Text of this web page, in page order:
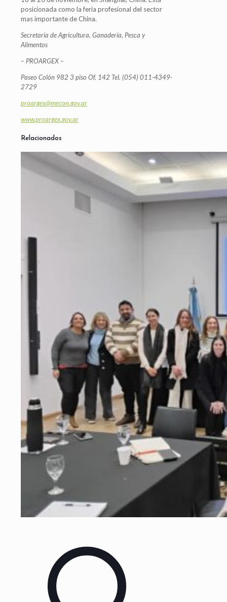
posicionada como la feria profesional del sector
mas importante de China.
Secretaría de Agricultura, Ganadería, Pesca y
Alimentos
– PROARGEX –
Paseo Colón 982 3 piso Of. 142 Tel. (054) 011-4349-
2729
proargex@mecon.gov.ar
www.proargex.gov.ar
Relacionados